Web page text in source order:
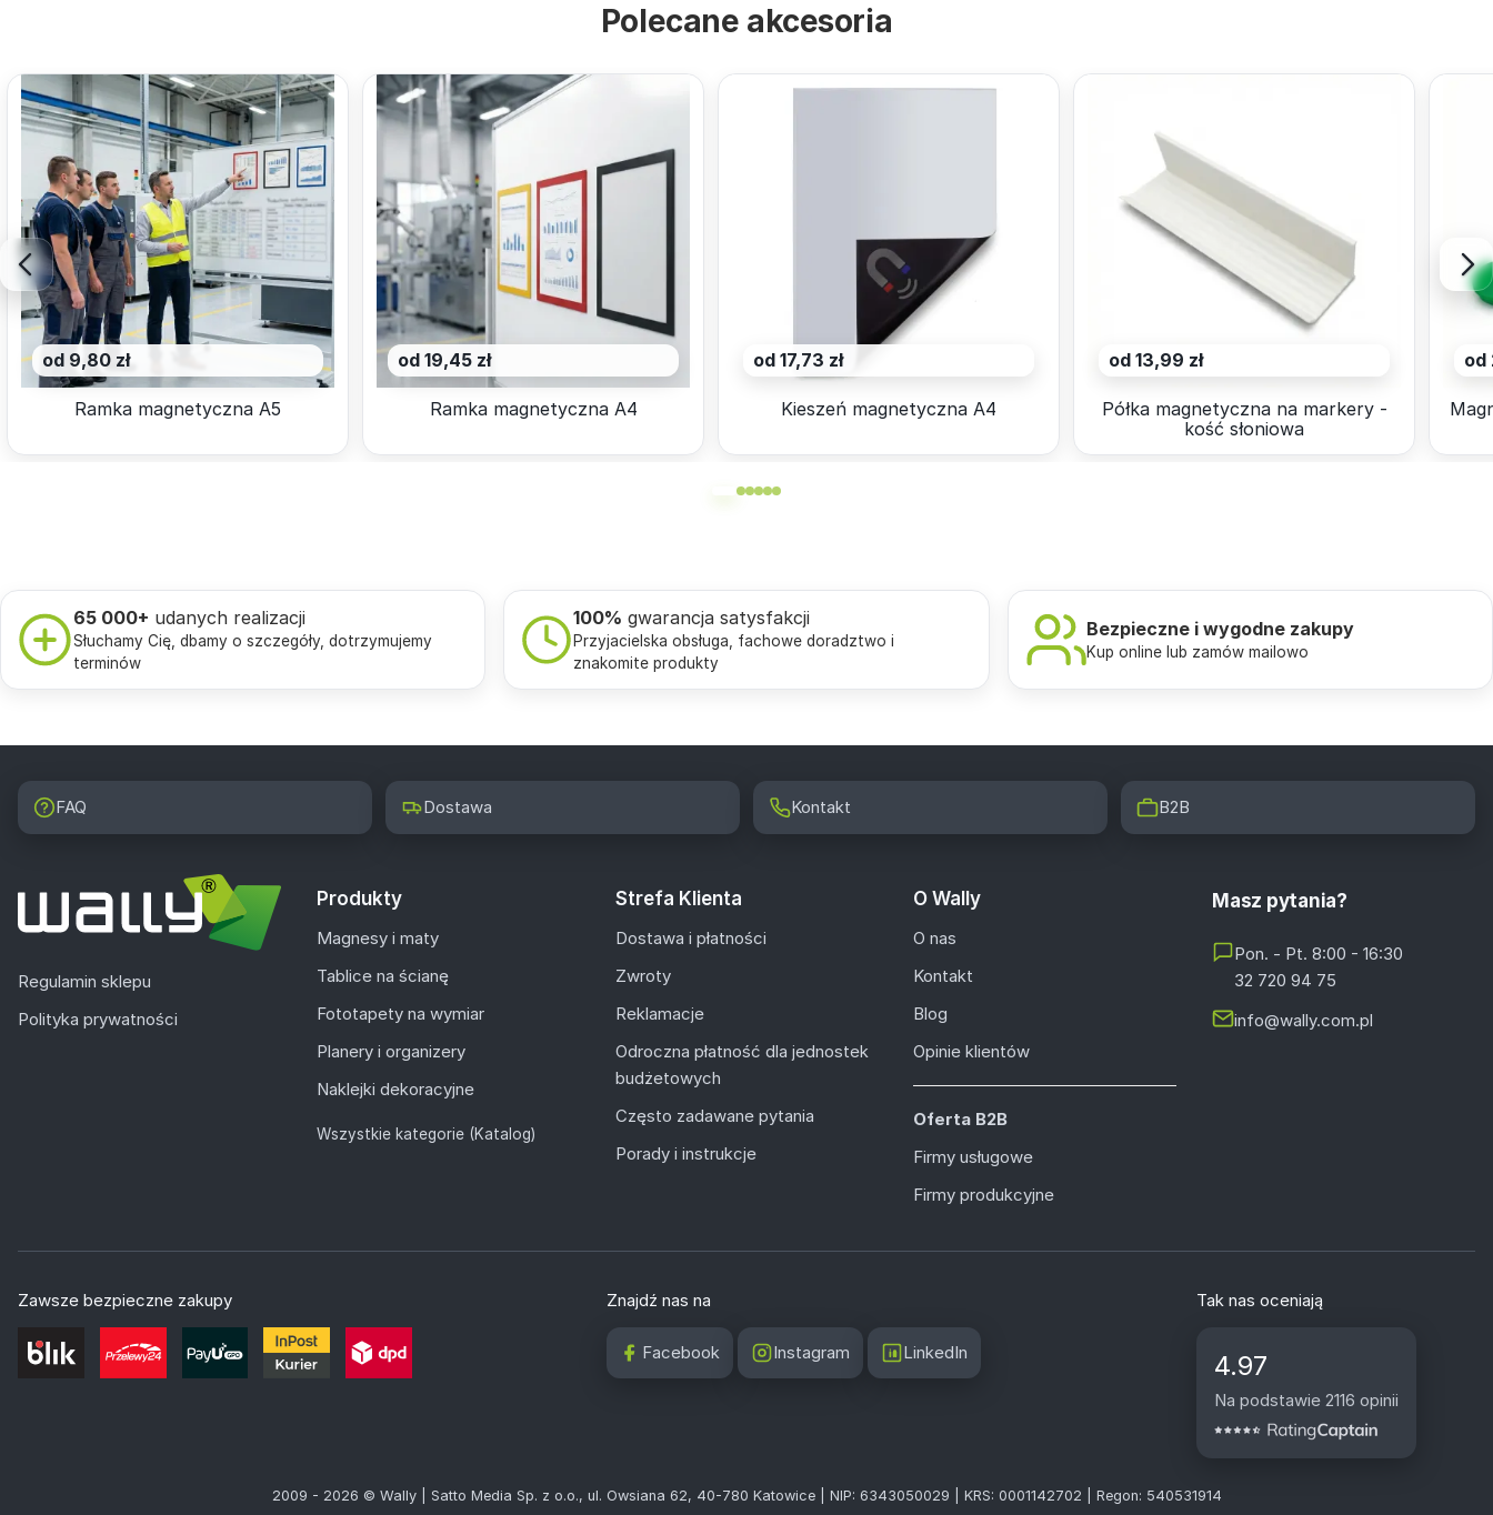
Polecane akcesoria
od 9,80 zł
Ramka magnetyczna A5
od 19,45 zł
Ramka magnetyczna A4
od 17,73 zł
Kieszeń magnetyczna A4
od 13,99 zł
Półka magnetyczna na markery -
kość słoniowa
od
65 000+ udanych realizacji
Słuchamy Cię, dbamy o szczegóły, dotrzymujemy
terminów
100% gwarancja satysfakcji
Przyjacielska obsługa, fachowe doradztwo i
znakomite produkty
Bezpieczne i wygodne zakupy
Kup online lub zamów mailowo
FAQ Dostawa Kontakt B2B
Regulamin sklepu
Polityka prywatności
Produkty
Magnesy i maty
Tablice na ścianę
Fototapety na wymiar
Planery i organizery
Naklejki dekoracyjne
Wszystkie kategorie (Katalog)
Strefa Klienta
Dostawa i płatności
Zwroty
Reklamacje
Odroczna płatność dla jednostek
budżetowych
Często zadawane pytania
Porady i instrukcje
O Wally
O nas
Kontakt
Blog
Opinie klientów
Oferta B2B
Firmy usługowe
Firmy produkcyjne
Masz pytania?
Pon. - Pt. 8:00 - 16:30
32 720 94 75
info@wally.com.pl
Zawsze bezpieczne zakupy Znajdź nas na
Facebook Instagram LinkedIn
Tak nas oceniają
4.97
Na podstawie 2116 opinii
2009 - 2026 © Wally | Satto Media Sp. z o.o., ul. Owsiana 62, 40-780 Katowice | NIP: 6343050029 | KRS: 0001142702 | Regon: 540531914